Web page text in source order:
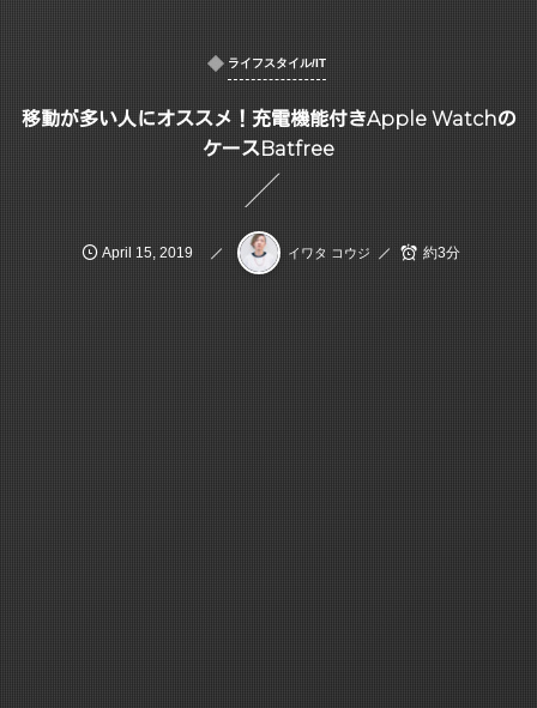
ライフスタイル/IT
移動が多い人にオススメ！充電機能付きApple Watchの
ケースBatfree
April 15 2019 イワタ コウジ 約3分